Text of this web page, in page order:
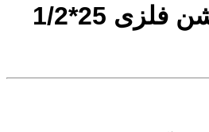
زانو یکسر بوشن فلزی 25*1/2